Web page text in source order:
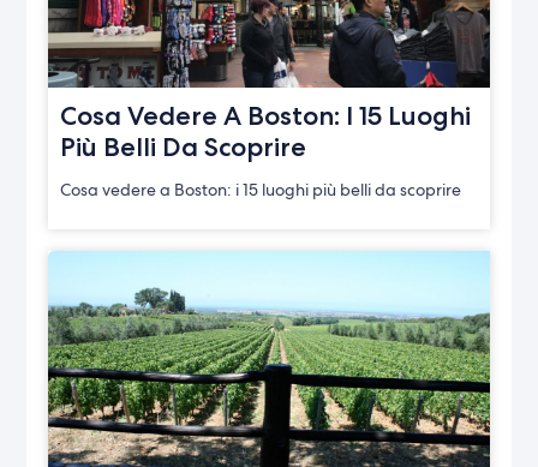
Cosa Vedere A Boston: I 15 Luoghi
Più Belli Da Scoprire
Cosa vedere a Boston: i 15 luoghi più belli da scoprire